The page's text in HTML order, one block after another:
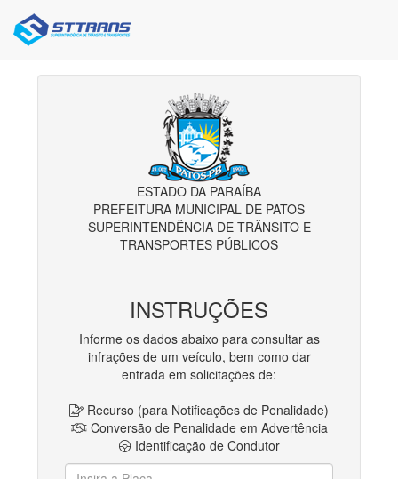
ESTADO DA PARAÍBA
PREFEITURA MUNICIPAL DE PATOS
SUPERINTENDÊNCIA DE TRÂNSITO E
TRANSPORTES PÚBLICOS
INSTRUÇÕES
Informe os dados abaixo para consultar as
infrações de um veículo, bem como dar
entrada em solicitações de:
Recurso (para Notificações de Penalidade)
Conversão de Penalidade em Advertência
Identificação de Condutor